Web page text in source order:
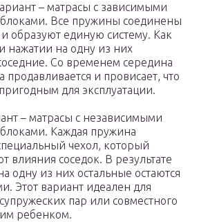
– матрасы с зависимыми
Все пружины соединены
и образуют единую систему. Как
нажатии на одну из них
Со временем середина
продавливается и провисает, что
для эксплуатации.
– матрасы с независимыми
Каждая пружина
чехол, который
влияния соседок. В результате
одну из них остальные остаются
Этот вариант идеален для
пар или совместного
ребенком.